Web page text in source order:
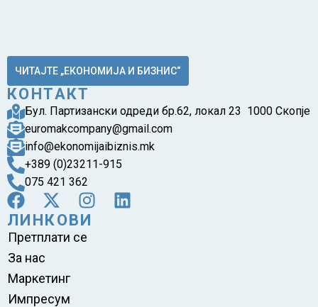
ЧИТАЈТЕ „ЕКОНОМИЈА И БИЗНИС“
КОНТАКТ
Бул. Партизански одреди бр.62, локал 23 1000 Скопје
euromakcompany@gmail.com
info@ekonomijaibiznis.mk
+389 (0)23211-915
075 421 362
ЛИНКОВИ
Претплати се
За нас
Маркетинг
Импресум